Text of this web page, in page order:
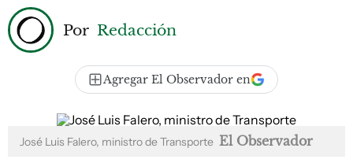
Por Redacción
Agregar El Observador en
José Luis Falero, ministro de Transporte El Observador